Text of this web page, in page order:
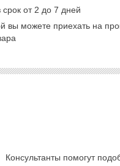
от 2 до 7 дней
вы можете приехать на
Консультанты помогут